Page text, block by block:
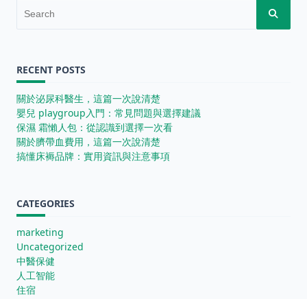
Search
RECENT POSTS
關於泌尿科醫生，這篇一次說清楚
嬰兒 playgroup入門：常見問題與選擇建議
保濕 霜懶人包：從認識到選擇一次看
關於臍帶血費用，這篇一次說清楚
搞懂床褥品牌：實用資訊與注意事項
CATEGORIES
marketing
Uncategorized
中醫保健
人工智能
住宿